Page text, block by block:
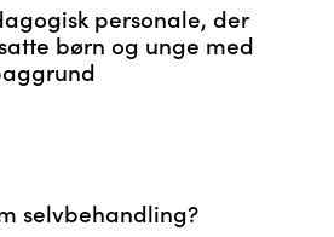
personale, der
børn og unge med
selvbehandling?